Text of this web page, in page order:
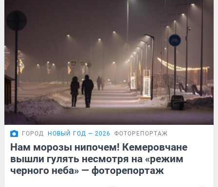
ГОРОД НОВЫЙ ГОД — 2026 ФОТОРЕПОРТАЖ
Нам морозы нипочем! Кемеровчане
вышли гулять несмотря на «режим
черного неба» — фоторепортаж